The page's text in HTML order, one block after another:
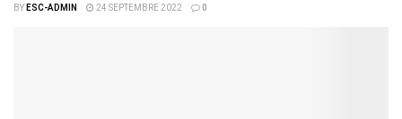
BYESC-ADMIN 24 SEPTEMBRE 2022 0